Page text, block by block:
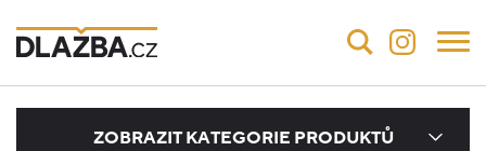
ZOBRAZIT KATEGORIE PRODUKTŮ